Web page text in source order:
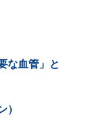
な血管」と
）